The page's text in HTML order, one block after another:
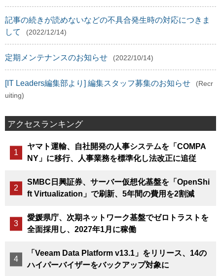
記事の続きが読めないなどの不具合発生時の対応につきま
して
(2022/12/14)
定期メンテナンスのお知らせ (2022/10/14)
[IT Leaders編集部より] 編集スタッフ募集のお知らせ
(Recr
uiting)
アクセスランキング
ヤマト運輸、自社開発の人事システムを「COMPA
NY」に移行、人事業務を標準化し法改正に追従
SMBC日興証券、サーバー仮想化基盤を「OpenShi
ft Virtualization」で刷新、5年間の費用を2割減
愛媛県庁、次期ネットワーク基盤でゼロトラストを
全面採用し、2027年1月に稼働
「Veeam Data Platform v13.1」をリリース、14の
ハイパーバイザーをバックアップ対象に